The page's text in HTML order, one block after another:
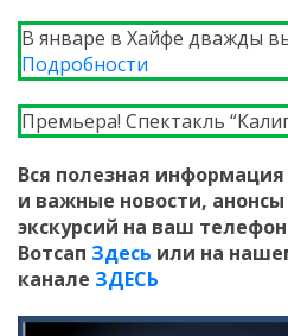
В январе в Хайфе дважды
Подробности
Премьера! Спектакль
Вся полезная
и важные новости,
экскурсий на ваш телефон
Вотсап Здесь или на
канале ЗДЕСЬ